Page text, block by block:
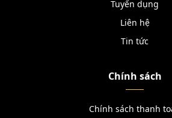
Tuyển dụng
Liên hệ
Tin tức
Chính sách
Chính sách thanh